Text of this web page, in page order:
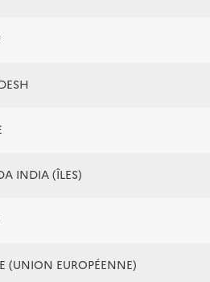
INDIA (ÎLES)
(UNION EUROPÉENNE)